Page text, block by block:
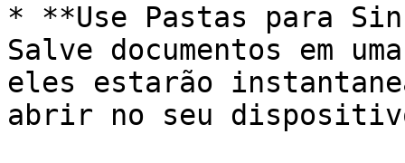
* **Use Pastas para
Salve documentos em
eles estarão
abrir no seu